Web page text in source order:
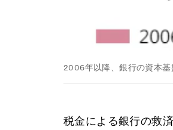
2006年以降、銀行の資本基
税金による銀行の救